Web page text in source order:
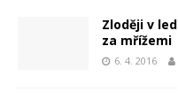
Zloději v
za mřížemi
6. 4. 2016